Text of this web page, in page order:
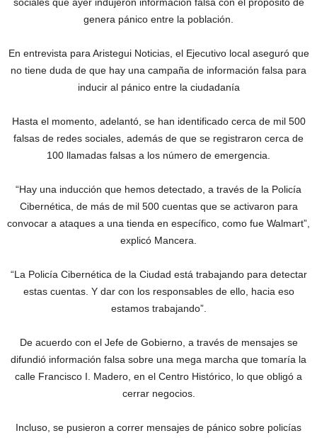
genera pánico entre la población.
En entrevista para Aristegui Noticias, el Ejecutivo local aseguró que
no tiene duda de que hay una campaña de información falsa para
inducir al pánico entre la ciudadanía
Hasta el momento, adelantó, se han identificado cerca de mil 500
falsas de redes sociales, además de que se registraron cerca de
100 llamadas falsas a los número de emergencia.
“Hay una inducción que hemos detectado, a través de la Policía
Cibernética, de más de mil 500 cuentas que se activaron para
convocar a ataques a una tienda en específico, como fue Walmart”,
explicó Mancera.
“La Policía Cibernética de la Ciudad está trabajando para detectar
estas cuentas. Y dar con los responsables de ello, hacia eso
estamos trabajando”.
De acuerdo con el Jefe de Gobierno, a través de mensajes se
difundió información falsa sobre una mega marcha que tomaría la
calle Francisco I. Madero, en el Centro Histórico, lo que obligó a
cerrar negocios.
Incluso, se pusieron a correr mensajes de pánico sobre policías